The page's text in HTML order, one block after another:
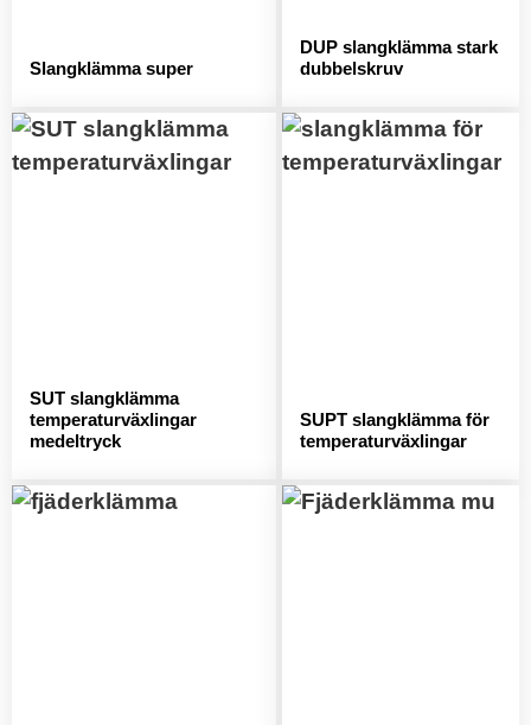
Slangklämma super
DUP slangklämma stark
dubbelskruv
SUT slangklämma
temperaturväxlingar
medeltryck
SUPT slangklämma för
temperaturväxlingar